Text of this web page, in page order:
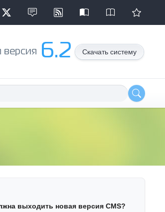
версия 6.2 Скачать систему
выходить новая версия CMS?